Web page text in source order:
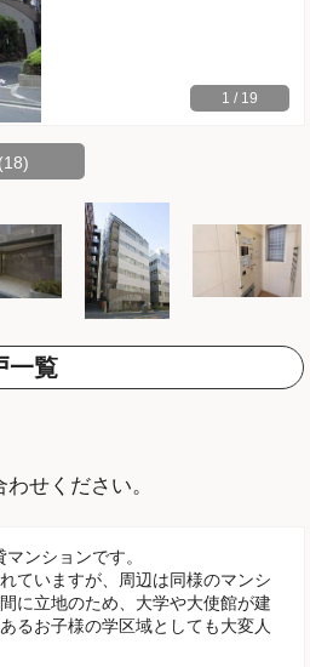
1 / 19
一覧
せください。
ンションです。
ていますが、周辺は同様のマンシ
に立地のため、大学や大使館が建
るお子様の学区域としても大変人